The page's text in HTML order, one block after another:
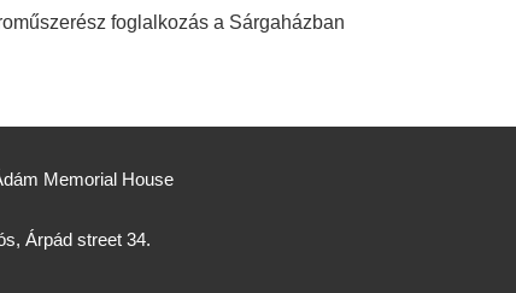
foglalkozás a Sárgaházban
Memorial House
Árpád street 34.